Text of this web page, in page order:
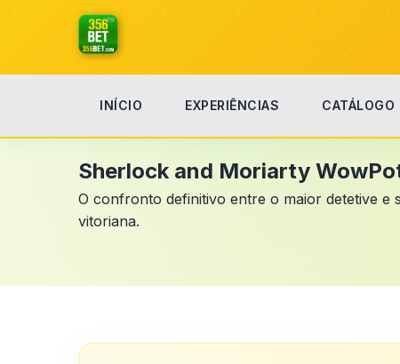
INÍCIO EXPERIÊNCIAS CATÁLOGO
Sherlock and Moriarty
O confronto definitivo entre o maior detetive e
vitoriana.